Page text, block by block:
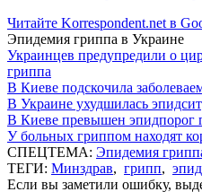
Читайте Korrespondent.net в
Эпидемия гриппа в Украине
Украинцев предупредили о
гриппа
В Киеве подскочила
В Украине ухудшилась
В Киеве превышен
У больных гриппом находят
СПЕЦТЕМА: Эпидемия
ТЕГИ: Минздрав, грипп,
Если вы заметили ошибку,